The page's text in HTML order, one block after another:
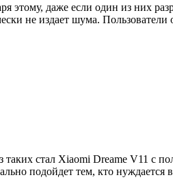
этому, даже если один из них
не издает шума.
стал Xiaomi Dreame V11 с
подойдет тем, кто